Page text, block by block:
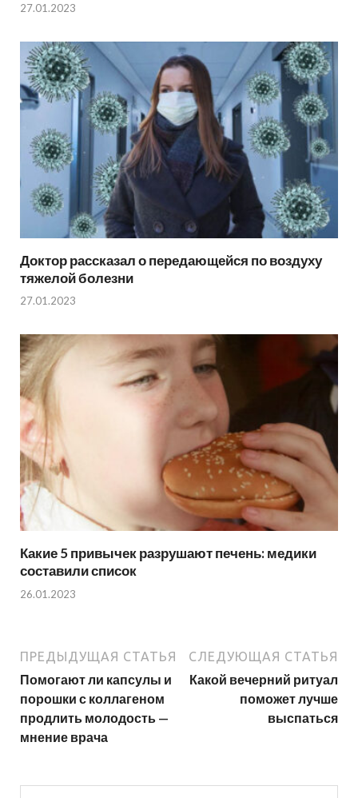
27.01.2023
Доктор рассказал о передающейся по воздуху
тяжелой болезни
27.01.2023
Какие 5 привычек разрушают печень: медики
составили список
26.01.2023
ПРЕДЫДУЩАЯ СТАТЬЯ
Помогают ли капсулы и
порошки с коллагеном
продлить молодость —
мнение врача
СЛЕДУЮЩАЯ СТАТЬЯ
Какой вечерний ритуал
поможет лучше
выспаться